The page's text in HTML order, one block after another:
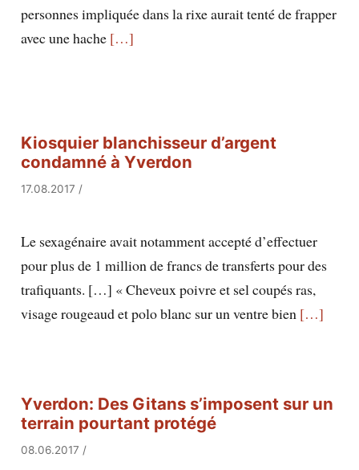
personnes impliquée dans la rixe aurait tenté de frapper
avec une hache […]
Kiosquier blanchisseur d’argent
condamné à Yverdon
17.08.2017 /
Le sexagénaire avait notamment accepté d’effectuer
pour plus de 1 million de francs de transferts pour des
trafiquants. […] « Cheveux poivre et sel coupés ras,
visage rougeaud et polo blanc sur un ventre bien […]
Yverdon: Des Gitans s’imposent sur un
terrain pourtant protégé
08.06.2017 /